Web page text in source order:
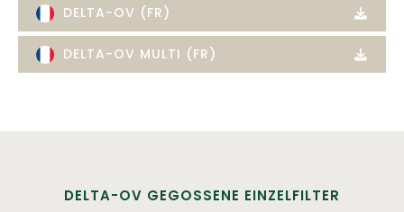
DELTA-OV (FR)
DELTA-OV MULTI (FR)
DELTA-OV GEGOSSENE EINZELFILTER